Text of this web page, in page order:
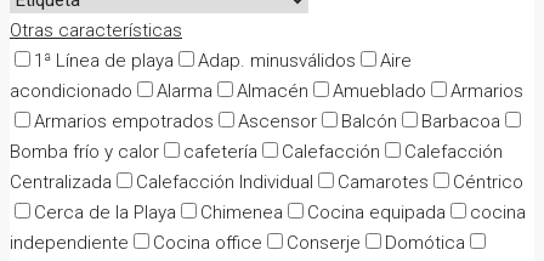
Otras características
1ª Línea de playa
Adap. minusválidos
Aire
acondicionado
Alarma Almacén Amueblado
Armarios
Armarios empotrados
Ascensor Balcón
Barbacoa
Bomba frío y calor
cafetería Calefacción
Calefacción
Centralizada
Calefacción Individual Camarotes
Céntrico
Cerca de la Playa
Chimenea Cocina equipada
cocina
independiente
Cocina office Conserje
Domótica